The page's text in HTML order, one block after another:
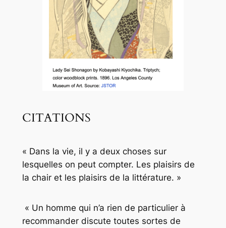
CITATIONS
« Dans la vie, il y a deux choses sur
lesquelles on peut compter. Les plaisirs de
la chair et les plaisirs de la littérature. »
« Un homme qui n’a rien de particulier à
recommander discute toutes sortes de